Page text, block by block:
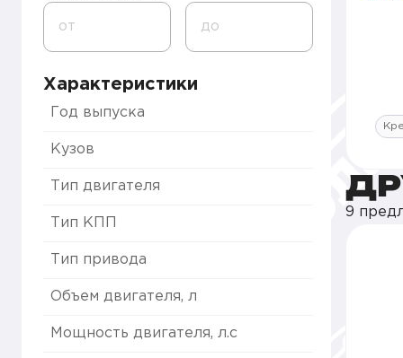
от до
Характеристики
Год выпуска
Кузов
Тип двигателя
Тип КПП
Тип привода
Объем двигателя, л
Мощность двигателя, л.с
9